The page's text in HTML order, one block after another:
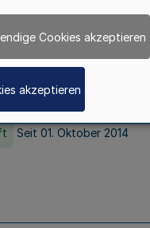
die
Westfalen
Seit 01. Oktober 2014
Cookies akzeptieren
akzeptieren